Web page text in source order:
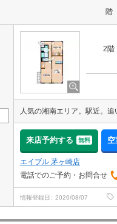
階
2階
来店予約する 無料 空
エイブル 茅ヶ崎店
電話でのご予約・お問合せ
情報登録日 2026/08/07